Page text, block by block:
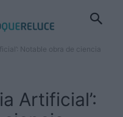
Notable obra de ciencia
Artificial’: